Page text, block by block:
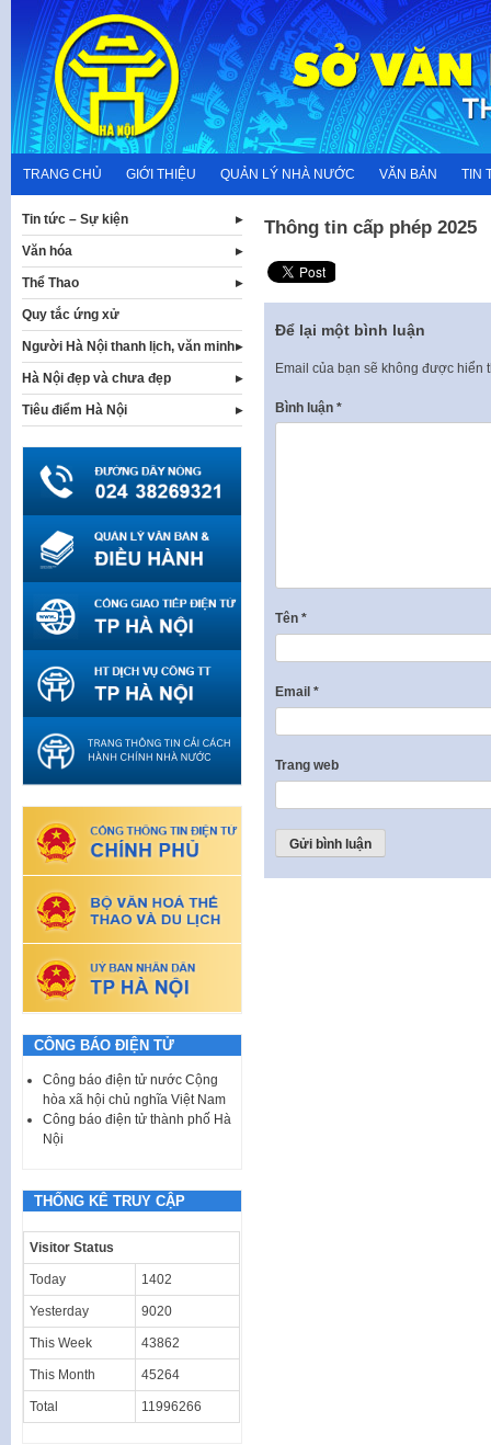
content
TRANG CHỦ GIỚI THIỆU QUẢN LÝ NHÀ NƯỚC VĂN BẢN TIN
Thông tin cấp phép 2025
Để lại một bình luận
Email của bạn sẽ không được hiển
Bình luận *
Tên *
Email *
Trang web
Tin tức – Sự kiện
Văn hóa
Thể Thao
Quy tắc ứng xử
Người Hà Nội thanh lịch, văn minh
Hà Nội đẹp và chưa đẹp
Tiêu điểm Hà Nội
CÔNG BÁO ĐIỆN TỬ
Công báo điện tử nước Cộng
hòa xã hội chủ nghĩa Việt Nam
Công báo điện tử thành phố Hà
Nội
THỐNG KÊ TRUY CẬP
Visitor Status
Today 1402
Yesterday 9020
This Week 43862
This Month 45264
Total 11996266